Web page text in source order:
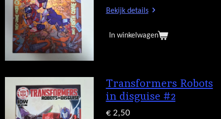
Bekijk details
In winkelwagen
Transformers Robots
in disguise #2
€ 2,50